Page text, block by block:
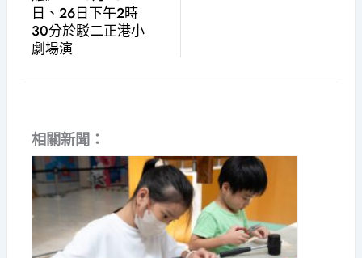
日、26日下午2時
30分於駁二正港小
劇場演
相關新聞：